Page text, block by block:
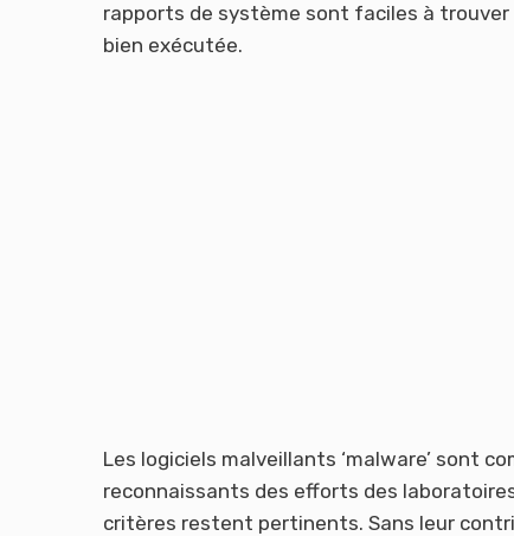
rapports de système sont faciles à
bien exécutée.
Les logiciels malveillants ‘malware’ sont
reconnaissants des efforts des
critères restent pertinents. Sans leur